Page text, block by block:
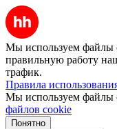
Мы используем файлы
правильную работу
трафик.
Правила
Мы используем файлы
файлов cookie
Понятно